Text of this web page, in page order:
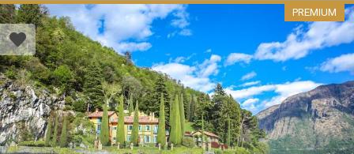
PREMIUM